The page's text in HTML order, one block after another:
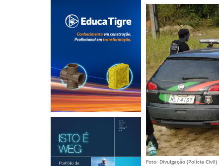
Foto: Divulgação (Polícia Civil)